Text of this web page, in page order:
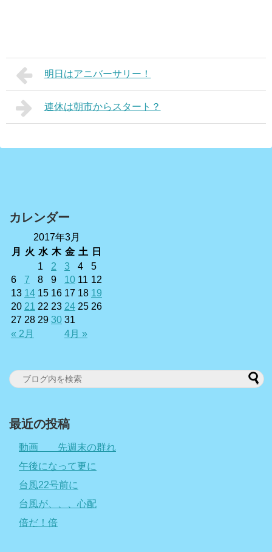
明日はアニバーサリー！
連休は朝市からスタート？
カレンダー
2017年3月
月
火 水 木 金 土 日
« 2月 4月 »
1 2 3 4
5
6
7 8 9 10 11 12
13 14 15 16 17 18 19
20 21 22 23 24 25 26
27 28 29 30 31
最近の投稿
動画 先週末の群れ
午後になって更に
台風22号前に
台風が、、、心配
倍だ！倍